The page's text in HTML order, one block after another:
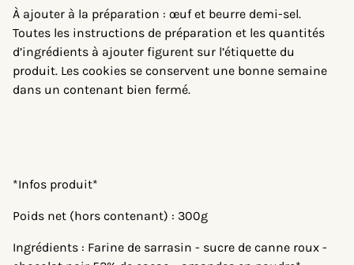
À ajouter à la préparation : œuf et beurre demi-sel.
Toutes les instructions de préparation et les quantités
d’ingrédients à ajouter figurent sur l’étiquette du
produit. Les cookies se conservent une bonne semaine
dans un contenant bien fermé.
*Infos produit*
Poids net (hors contenant) : 300g
Ingrédients : Farine de sarrasin - sucre de canne roux -